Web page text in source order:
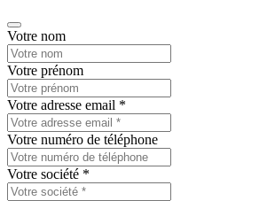
Votre nom
Votre prénom
Votre adresse email *
Votre numéro de téléphone
Votre société *